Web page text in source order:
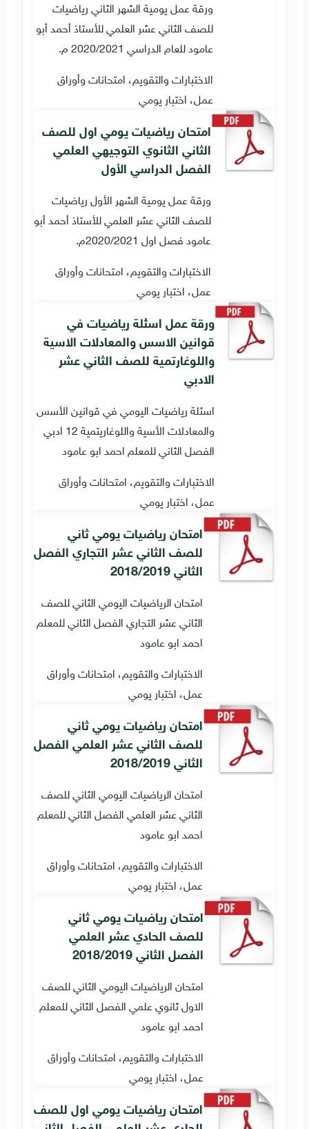
ورقة عمل يومية الشهر الثاني رياضيات
للصف الثاني عشر العلمي للأستاذ أحمد أبو
عامود للعام الدراسي 2020/2021 م.
الاختبارات والتقويم، امتحانات وأوراق
عمل، اختبار يومي
امتحان رياضيات يومي اول للصف
الثاني الثانوي التوجيهي العلمي
الفصل الدراسي الأول
ورقة عمل يومية الشهر الأول رياضيات
للصف الثاني عشر العلمي للأستاذ أحمد أبو
عامود فصل اول 2020/2021م.
الاختبارات والتقويم، امتحانات وأوراق
عمل، اختبار يومي
ورقة عمل اسئلة رياضيات في
قوانين الاسس والمعادلات الاسية
واللوغارتمية للصف الثاني عشر
الادبي
اسئلة رياضيات اليومي في قوانين الأسس
والمعادلات الأسية واللوغاريتمية 12 ادبي
الفصل الثاني للمعلم احمد ابو عامود
الاختبارات والتقويم، امتحانات وأوراق
عمل، اختبار يومي
امتحان رياضيات يومي ثاني
للصف الثاني عشر التجاري الفصل
الثاني 2018/2019
امتحان الرياضيات اليومي الثاني للصف
الثاني عشر التجاري الفصل الثاني للمعلم
احمد ابو عامود
الاختبارات والتقويم، امتحانات وأوراق
عمل، اختبار يومي
امتحان رياضيات يومي ثاني
للصف الثاني عشر العلمي الفصل
الثاني 2018/2019
امتحان الرياضيات اليومي الثاني للصف
الثاني عشر العلمي الفصل الثاني للمعلم
احمد ابو عامود
الاختبارات والتقويم، امتحانات وأوراق
عمل، اختبار يومي
امتحان رياضيات يومي ثاني
للصف الحادي عشر العلمي
الفصل الثاني 2018/2019
امتحان الرياضيات اليومي الثاني للصف
الاول ثانوي علمي الفصل الثاني للمعلم
احمد ابو عامود
الاختبارات والتقويم، امتحانات وأوراق
عمل، اختبار يومي
امتحان رياضيات يومي اول للصف